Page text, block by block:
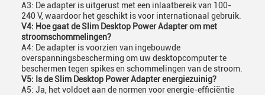
A3: De adapter is uitgerust met een inlaatbereik van 100-
240 V, waardoor het geschikt is voor internationaal gebruik.
V4: Hoe gaat de Slim Desktop Power Adapter om met
stroomschommelingen?
A4: De adapter is voorzien van ingebouwde
overspanningsbescherming om uw desktopcomputer te
beschermen tegen spikes en schommelingen van de stroom.
V5: Is de Slim Desktop Power Adapter energiezuinig?
A5: Ja, het voldoet aan de normen voor energie-efficiëntie